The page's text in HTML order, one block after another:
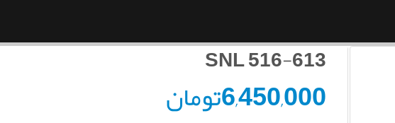
SNL 516-613
6,450,000تومان